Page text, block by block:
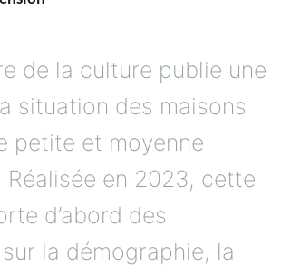
de la culture publie une
situation des maisons
petite et moyenne
Réalisée en 2023, cette
d’abord des
la démographie, la